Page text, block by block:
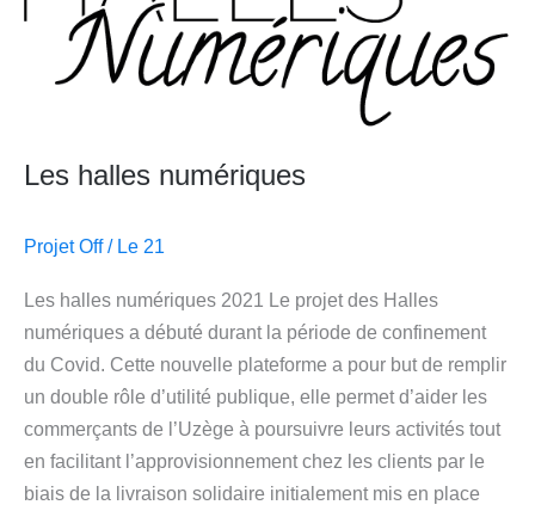
Les halles numériques
Projet Off/ Le 21
Les halles numériques 2021 Le projet des Halles
numériques a débuté durant la période de confinement
du Covid. Cette nouvelle plateforme a pour but de remplir
un double rôle d’utilité publique, elle permet d’aider les
commerçants de l’Uzège à poursuivre leurs activités tout
en facilitant l’approvisionnement chez les clients par le
biais de la livraison solidaire initialement mis en place